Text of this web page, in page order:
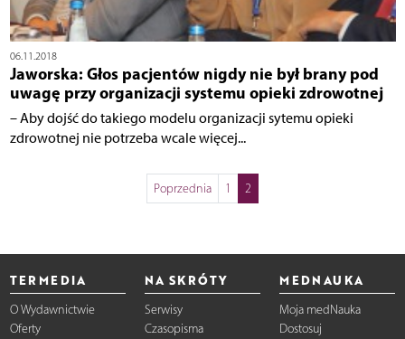
06.11.2018
Jaworska: Głos pacjentów nigdy nie był brany pod
uwagę przy organizacji systemu opieki zdrowotnej
– Aby dojść do takiego modelu organizacji sytemu opieki
zdrowotnej nie potrzeba wcale więcej...
Poprzednia 1 2
TERMEDIA
O Wydawnictwie
Oferty
NA SKRÓTY
Serwisy
Czasopisma
MEDNAUKA
Moja medNauka
Dostosuj